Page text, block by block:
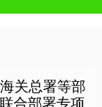
关总署等部
合部署专项